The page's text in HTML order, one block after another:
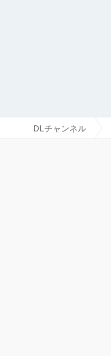
DLチャンネル